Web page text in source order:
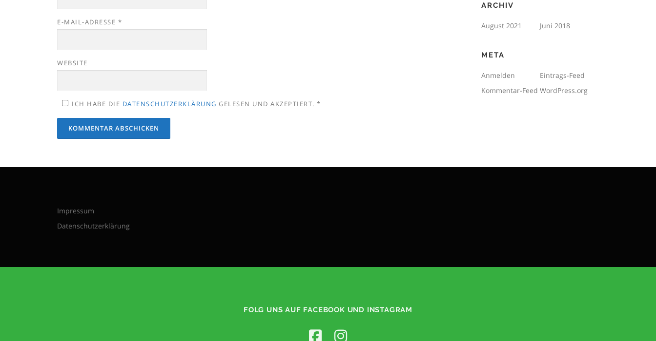
E-MAIL-ADRESSE *
WEBSITE
ICH HABE DIE DATENSCHUTZERKLÄRUNG GELESEN UND AKZEPTIERT. *
ARCHIV
August 2021 Juni 2018
META
Anmelden
Eintrags-Feed
Kommentar-Feed WordPress.org
Impressum
Datenschutzerklärung
FOLG UNS AUF FACEBOOK UND INSTAGRAM